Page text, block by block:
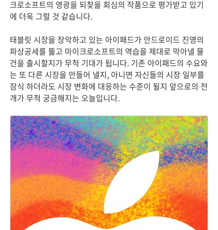
크로소프트의 영광을 되찾을 회심의 작품으로 평가받고 있기
에 더욱 그럴 것 같습니다.
태블릿 시장을 장악하고 있는 아이패드가 안드로이드 진영의
파상공세를 뚫고 마이크로소프트의 역습을 제대로 막아낼 물
건을 출시할지가 무척 기대가 됩니다. 기존 아이패드의 수요와
는 또 다른 시장을 만들어 낼지, 아니면 자신들의 시장 일부를
잠식 하더라도 시장 변화에 대응하는 수준이 될지 앞으로의 전
개가 무척 궁금해지는 오늘입니다.